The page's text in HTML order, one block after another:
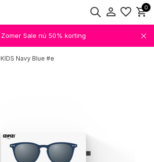
0
Zomer Sale nú 50% korting
KIDS Navy Blue #e